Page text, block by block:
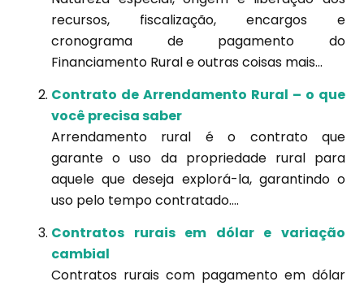
recursos, fiscalização, encargos e
cronograma de pagamento do
Financiamento Rural e outras coisas mais...
Contrato de Arrendamento Rural – o que
você precisa saber
Arrendamento rural é o contrato que
garante o uso da propriedade rural para
aquele que deseja explorá-la, garantindo o
uso pelo tempo contratado....
Contratos rurais em dólar e variação
cambial
Contratos rurais com pagamento em dólar